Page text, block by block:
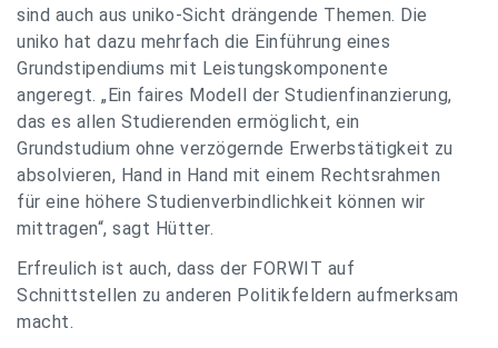
sind auch aus uniko-Sicht drängende Themen. Die
uniko hat dazu mehrfach die Einführung eines
Grundstipendiums mit Leistungskomponente
angeregt. „Ein faires Modell der Studienfinanzierung,
das es allen Studierenden ermöglicht, ein
Grundstudium ohne verzögernde Erwerbstätigkeit zu
absolvieren, Hand in Hand mit einem Rechtsrahmen
für eine höhere Studienverbindlichkeit können wir
mittragen“, sagt Hütter.
Erfreulich ist auch, dass der FORWIT auf
Schnittstellen zu anderen Politikfeldern aufmerksam
macht.